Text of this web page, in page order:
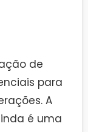
de
para
A
é uma